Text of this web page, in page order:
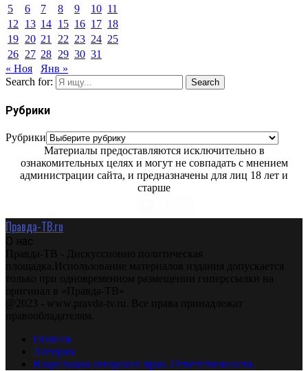
5
6 7 8 9 10 11
12
13 14 15 16 17 18
19 20 21 22 23 24 25
26 27 28 29 30 31
« Ноя
Янв »
Search for:
Search
Рубрики
Рубрики
Материалы предоставляются исключительно в
ознакомительных целях и могут не совпадать с мнением
администрации сайта, и предназначены для лиц 18 лет и
старше
Правда-ТВ.ru
О нас
Правда-ТВ - Дискуссионно политическая
площадка.Использование материалов издания допускается
только при одновременном размещении гиперссылки на
оригинал в «Правда-ТВ»
@2023 - www.pravda-tv.ru. Все права принадлежат
правообладателям.
Главная
Авторам
Владельцам авторских прав. Ответственности.